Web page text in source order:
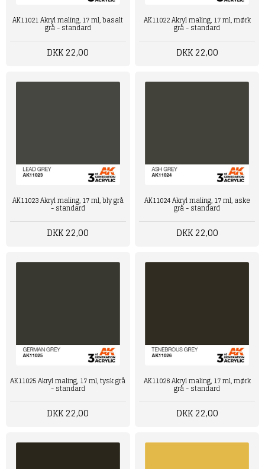
AK11021 Akryl maling, 17 ml, basalt
grå - standard
DKK 22,00
AK11022 Akryl maling, 17 ml, mørk
grå - standard
DKK 22,00
AK11023 Akryl maling, 17 ml, bly grå
- standard
DKK 22,00
AK11024 Akryl maling, 17 ml, aske
grå - standard
DKK 22,00
AK11025 Akryl maling, 17 ml, tysk grå
- standard
DKK 22,00
AK11026 Akryl maling, 17 ml, mørk
grå - standard
DKK 22,00